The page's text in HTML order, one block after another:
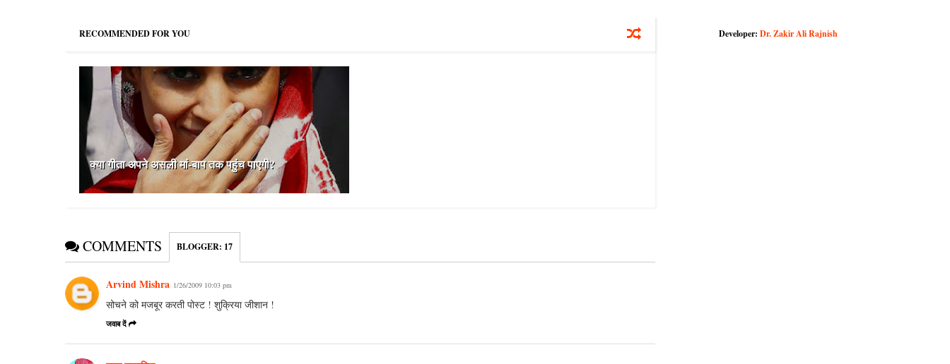
RECOMMENDED FOR YOU
क्या गीता अपने असली मां-बाप तक पहुंच पाएगी?
COMMENTS BLOGGER: 17
Arvind Mishra 1/26/2009 10:03 pm
सोचने को मजबूर करती पोस्ट ! शुक्रिया जीशान !
जवाब दें
Developer:Dr. Zakir Ali Rajnish